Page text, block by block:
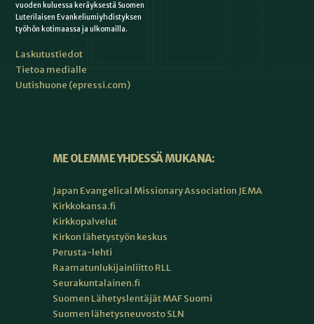
vuoden kuluessa keräyksestä Suomen
Luterilaisen Evankeliumiyhdistyksen
työhön kotimaassa ja ulkomailla.
Laskutustiedot
Tietoa medialle
Uutishuone (epressi.com)
ME OLEMME YHDESSÄ MUKANA:
Japan Evangelical Missionary Association JEMA
Kirkkokansa.fi
Kirkkopalvelut
Kirkon lähetystyön keskus
Perusta-lehti
Raamatunlukijainliitto RLL
Seurakuntalainen.fi
Suomen Lähetyslentäjät MAF Suomi
Suomen lähetysneuvosto SLN